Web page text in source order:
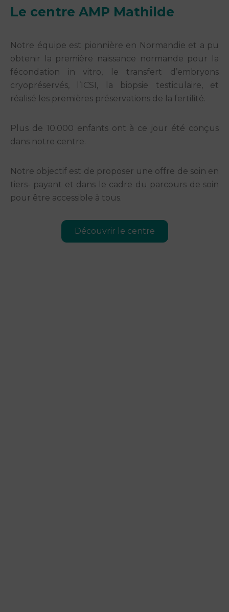
Le centre AMP Mathilde​
Notre équipe est pionnière en Normandie et a pu
obtenir la première naissance normande pour la
fécondation in vitro, le transfert d’embryons
cryopréservés, l’ICSI, la biopsie testiculaire, et
réalisé les premières préservations de la fertilité.
Plus de 10.000 enfants ont à ce jour été conçus
dans notre centre.
Notre objectif est de proposer une offre de soin en
tiers- payant et dans le cadre du parcours de soin
pour être accessible à tous.
Découvrir le centre